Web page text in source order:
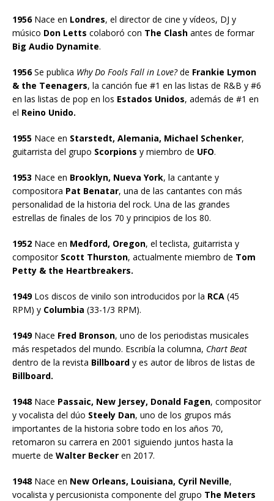
1956Nace en Londres, el director de cine y vídeos, DJ y
músico Don Letts colaboró con The Clash antes de formar
Big Audio Dynamite.
1956Se publica Why Do Fools Fall in Love?de Frankie Lymon
& the Teenagers, la canción fue #1 en las listas de R&B y #6
en las listas de pop en los Estados Unidos, además de #1 en
el Reino Unido.
1955 Nace en Starstedt, Alemania, Michael Schenker,
guitarrista del grupo Scorpions y miembro de UFO.
1953 Nace en Brooklyn, Nueva York, la cantante y
compositora Pat Benatar, una de las cantantes con más
personalidad de la historia del rock. Una de las grandes
estrellas de finales de los 70 y principios de los 80.
1952 Nace en Medford, Oregon, el teclista, guitarrista y
compositorScott Thurston, actualmente miembro de Tom
Petty & the Heartbreakers.
1949Los discos de vinilo son introducidos por la RCA (45
RPM) y Columbia (33-1/3 RPM).
1949Nace Fred Bronson, uno de los periodistas musicales
más respetados del mundo. Escribía la columna, Chart Beat
dentro de la revista Billboard y es autor de libros de listas de
Billboard.
1948 Nace Passaic, New Jersey, Donald Fagen, compositor
y vocalista del dúo Steely Dan, uno de los grupos más
importantes de la historia sobre todo en los años 70,
retomaron su carrera en 2001 siguiendo juntos hasta la
muerte de Walter Becker en 2017.
1948 Nace en New Orleans, Louisiana, Cyril Neville,
vocalista y percusionista componente del grupo The Meters